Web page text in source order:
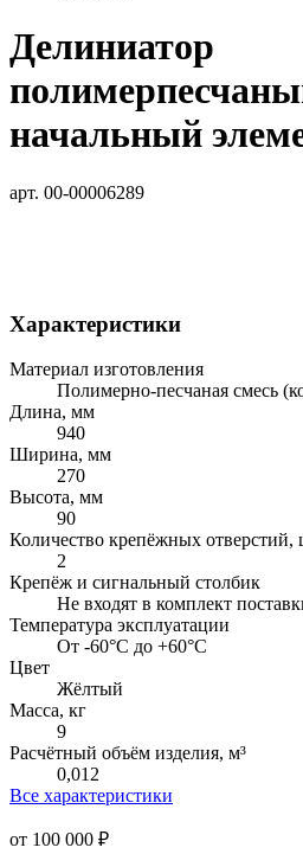
Делиниатор
начальный
арт. 00-00006289
Характеристики
Материал изготовления
Полимерно-песчаная смесь
Длина, мм
940
Ширина, мм
270
Высота, мм
90
Количество крепёжных отверстий,
2
Крепёж и сигнальный столбик
Не входят в комплект
Температура эксплуатации
От -60°C до +60°C
Цвет
Жёлтый
Масса, кг
9
Расчётный объём изделия, м³
0,012
Все характеристики
от 100 000 ₽